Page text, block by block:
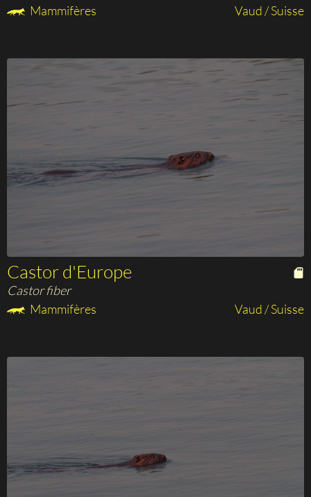
Mammifères
Vaud / Suisse
Castor d'Europe
Castor fiber
Mammifères
Vaud / Suisse